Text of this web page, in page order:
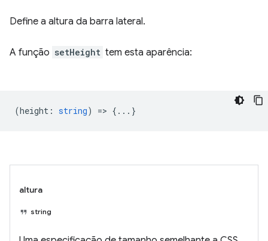
Define a altura da barra lateral.
A função setHeight tem esta aparência:
(height : string) => {...}
altura
string